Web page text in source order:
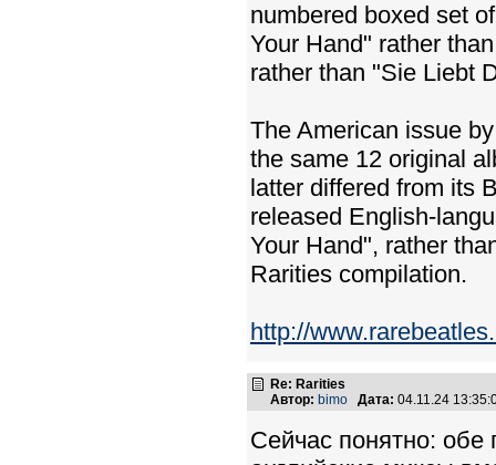
numbered boxed set
Your Hand" rather
rather than "Sie Liebt
The American issue
the same 12 original
latter differed from its
released English-
Your Hand", rather
Rarities compilation.
http://
Re: Rarities
Автор: bimo Дата: 04.11.24
Сейчас понятно: обе